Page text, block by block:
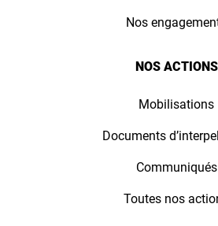
Nos
NOS ACTIONS
Mobilisations
Documents
Communiqués
Toutes nos